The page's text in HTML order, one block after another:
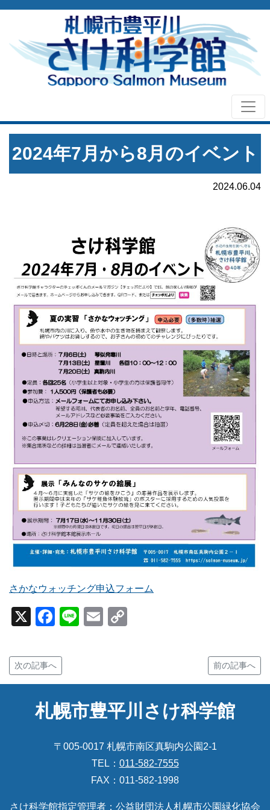
2024年7月から8月のイベント
2024.06.04
さかなウォッチング申込フォーム
X Facebook
LineEmail
次の記事へ 前の記事へ
札幌市豊平川さけ科学館
〒005-0017 札幌市南区真駒内公園2-1
TEL： 011-582-7555
FAX：011-582-1998
さけ科学館指定管理者： 公益財団法人札幌市公園緑化協会